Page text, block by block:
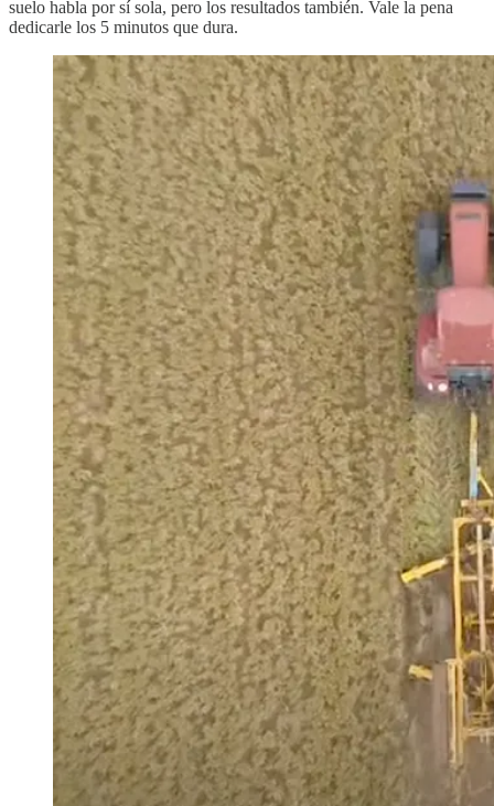
suelo habla por sí sola, pero los resultados también. Vale la pena
dedicarle los 5 minutos que dura.